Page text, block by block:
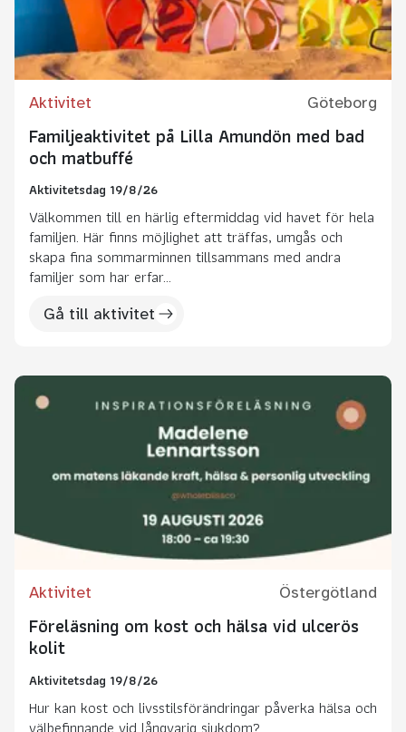
Aktivitet Göteborg
Familjeaktivitet på Lilla Amundön med bad
och matbuffé
Aktivitetsdag 19/8/26
Välkommen till en härlig eftermiddag vid havet för hela
familjen. Här finns möjlighet att träffas, umgås och
skapa fina sommarminnen tillsammans med andra
familjer som har erfar...
Gå till aktivitet
Aktivitet Östergötland
Föreläsning om kost och hälsa vid ulcerös
kolit
Aktivitetsdag 19/8/26
Hur kan kost och livsstilsförändringar påverka hälsa och